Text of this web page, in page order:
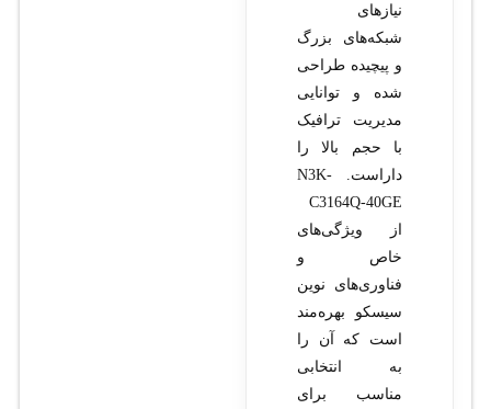
نیازهای
شبکه‌های بزرگ
و پیچیده طراحی
شده و توانایی
مدیریت ترافیک
با حجم بالا را
داراست. N3K-
C3164Q-40GE
از ویژگی‌های
خاص و
فناوری‌های نوین
سیسکو بهره‌مند
است که آن را
به انتخابی
مناسب برای